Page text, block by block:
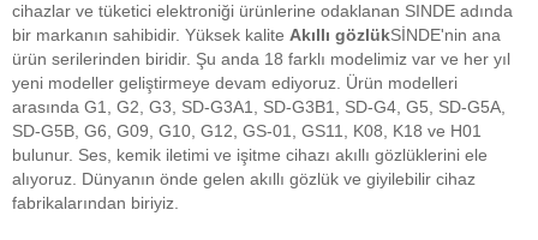
cihazlar ve tüketici elektroniği ürünlerine odaklanan SINDE adında
bir markanın sahibidir. Yüksek kalite Akıllı gözlükSİNDE'nin ana
ürün serilerinden biridir. Şu anda 18 farklı modelimiz var ve her yıl
yeni modeller geliştirmeye devam ediyoruz. Ürün modelleri
arasında G1, G2, G3, SD-G3A1, SD-G3B1, SD-G4, G5, SD-G5A,
SD-G5B, G6, G09, G10, G12, GS-01, GS11, K08, K18 ve H01
bulunur. Ses, kemik iletimi ve işitme cihazı akıllı gözlüklerini ele
alıyoruz. Dünyanın önde gelen akıllı gözlük ve giyilebilir cihaz
fabrikalarından biriyiz.